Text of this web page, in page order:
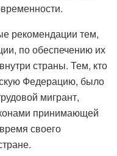
рекомендации тем,
по обеспечению их
страны. Тем, кто
Федерацию, было
мигрант,
принимающей
своего